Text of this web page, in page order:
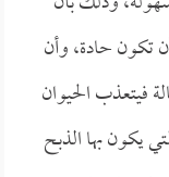
تكون حادة، وأن
فيتعذب الحيوان
يكون بها الذبح